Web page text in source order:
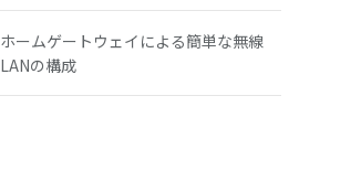
ホームゲートウェイによる簡単な無線
LANの構成